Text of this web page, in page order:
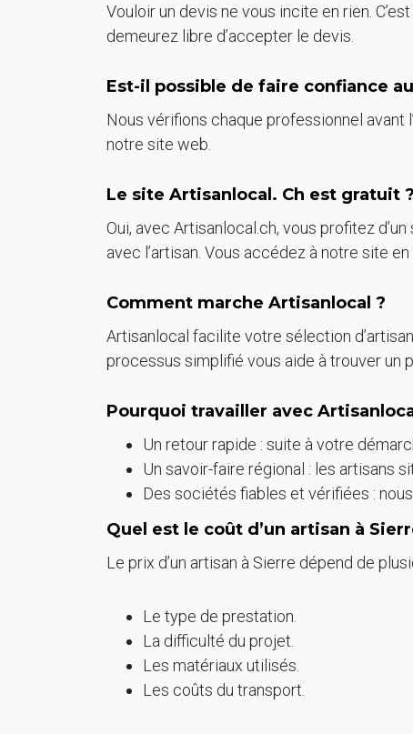
Vouloir un devis ne vous incite en rien.
demeurez libre d’accepter le devis.
Est-il possible de faire confiance
Nous vérifions chaque professionnel avant
notre site web.
Le site Artisanlocal. Ch est gratuit ?
Oui, avec Artisanlocal.ch, vous profitez
avec l’artisan. Vous accédez à notre site
Comment marche Artisanlocal ?
Artisanlocal facilite votre sélection
processus simplifié vous aide à trouver un
Pourquoi travailler avec
Un retour rapide : suite à votre
Un savoir-faire régional : les artisans
Des sociétés fiables et vérifiées :
Quel est le coût d’un artisan à
Le prix d’un artisan à Sierre dépend de
Le type de prestation.
La difficulté du projet.
Les matériaux utilisés.
Les coûts du transport.